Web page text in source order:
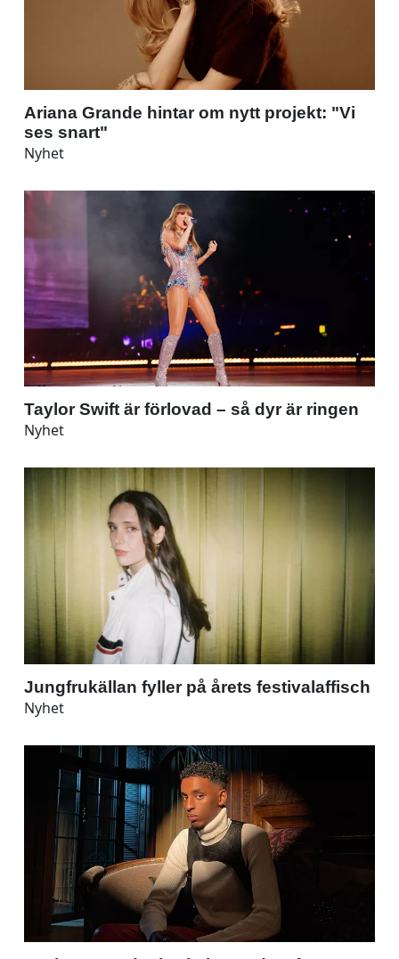
Ariana Grande hintar om nytt projekt: "Vi
ses snart"
Nyhet
Taylor Swift är förlovad – så dyr är ringen
Nyhet
Jungfrukällan fyller på årets festivalaffisch
Nyhet